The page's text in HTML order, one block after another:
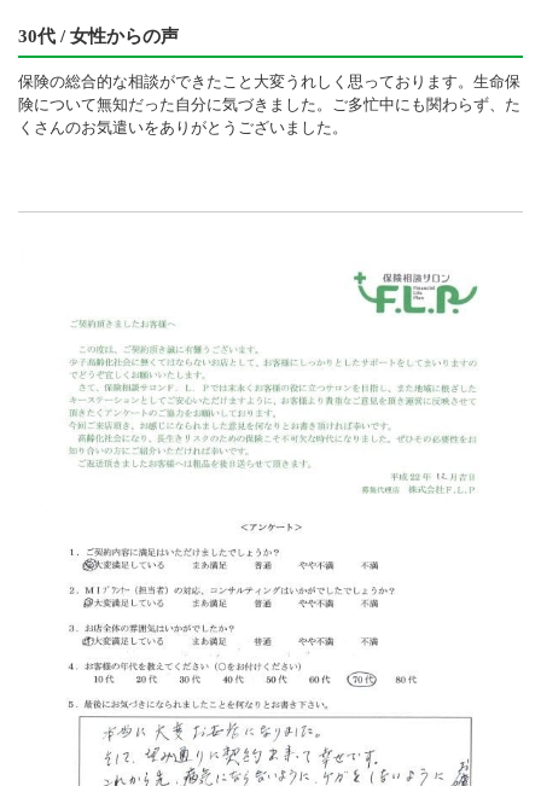
30代 / 女性からの声
保険の総合的な相談ができたこと大変うれしく思っております。生命保
険について無知だった自分に気づきました。ご多忙中にも関わらず、た
くさんのお気遣いをありがとうございました。